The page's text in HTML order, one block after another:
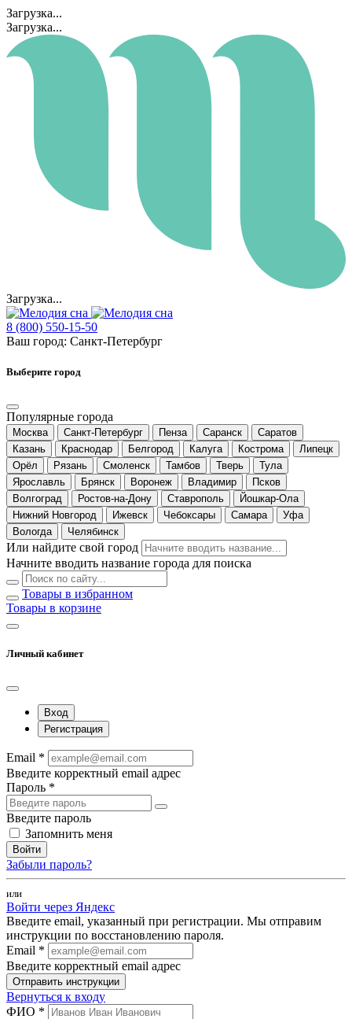
Загрузка...
Загрузка...
Загрузка...
8 (800) 550-15-50
Ваш город: Санкт-Петербург
Выберите город
Популярные города
Москва Санкт-Петербург Пенза Саранск
Саратов
Казань
Краснодар Белгород Калуга Кострома
Липецк
Орёл
Рязань Смоленск Тамбов Тверь
Тула
Ярославль
Брянск Воронеж Владимир
Псков
Волгоград
Ростов-на-Дону Ставрополь
Йошкар-Ола
Нижний Новгород
Ижевск Чебоксары Самара
Уфа
Вологда
Челябинск
Или найдите свой город
Начните вводить название города для поиска
Товары в избранном
Товары в корзине
Личный кабинет
Вход
Регистрация
Email *
Введите корректный email адрес
Пароль *
Введите пароль
Запомнить меня
Войти
Забыли пароль?
или
Войти через Яндекс
Введите email, указанный при регистрации. Мы отправим
инструкции по восстановлению пароля.
Email *
Введите корректный email адрес
Отправить инструкции
Вернуться к входу
ФИО *